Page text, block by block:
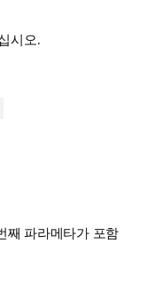
시오.
째 파라메타가 포함